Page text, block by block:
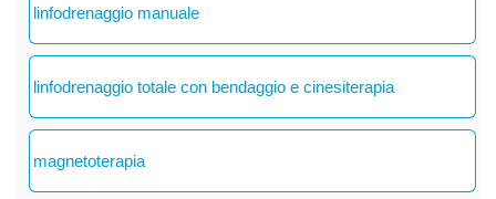
linfodrenaggio manuale
linfodrenaggio totale con bendaggio e cinesiterapia
magnetoterapia